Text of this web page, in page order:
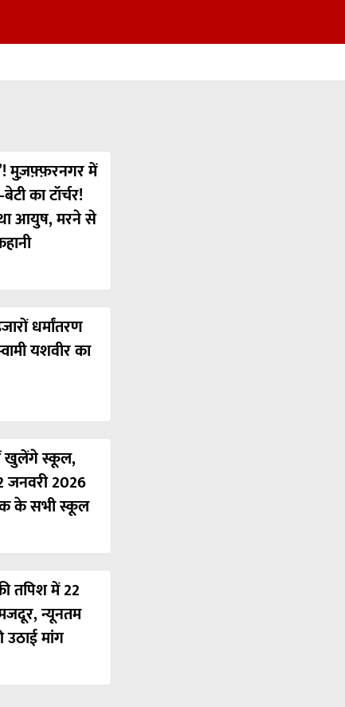
मुज़फ़्फ़रनगर में
का टॉर्चर!
आयुष, मरने से
धर्मांतरण
यशवीर का
खुलेंगे स्कूल,
जनवरी 2026
के सभी स्कूल
तपिश में 22
न्यूनतम
मांग